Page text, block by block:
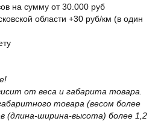
на сумму от 30.000 руб
области +30 руб/км (в один
от веса и габарита товара.
товара (весом более
(длина-ширина-высота) более 1,2